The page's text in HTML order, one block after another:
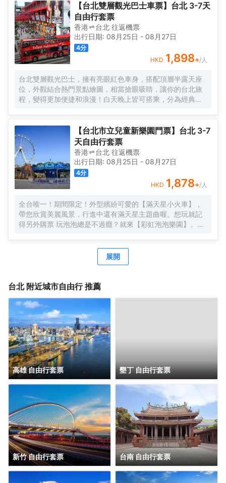
【台北雙層觀光巴士車票】台北 3-7天
自由行套票
香港 台北 往返機票
出行日期: 08月25日 - 08月27日
4分
HKD 1,898+/人
台北雙層觀光巴士，擁有亮眼紅色車身，搭配頂層半露天座
位，外觀結合熱門景點繪圖，相當搶眼吸睛，讓你的台北旅
程，變得更加便捷和浪漫！白天晚上皆可搭乘，分為經典紅
景點資訊。全天任意上下車，輕鬆暢遊台北熱門景點，自由
開啟你的台北熱門地標之旅！
【台北市立兒童新樂園門票】台北 3-7
天自由行套票
香港 台北 往返機票
出行日期: 08月25日 - 08月27日
4分
HKD 1,878+/人
全台唯一！期間限定！外型繽紛可愛的【滿天星小火車】，
帶您欣賞美麗風景，行進中還有滿天星主題曲喔。想玩就記
得另外購票 玩泡泡總是不過癮？就來【彩虹泡泡樂園】。無
展開
台北附近城市自由行 推薦
高雄 自由行套票 墾丁 自由行套票
新竹 自由行套票 台南 自由行套票